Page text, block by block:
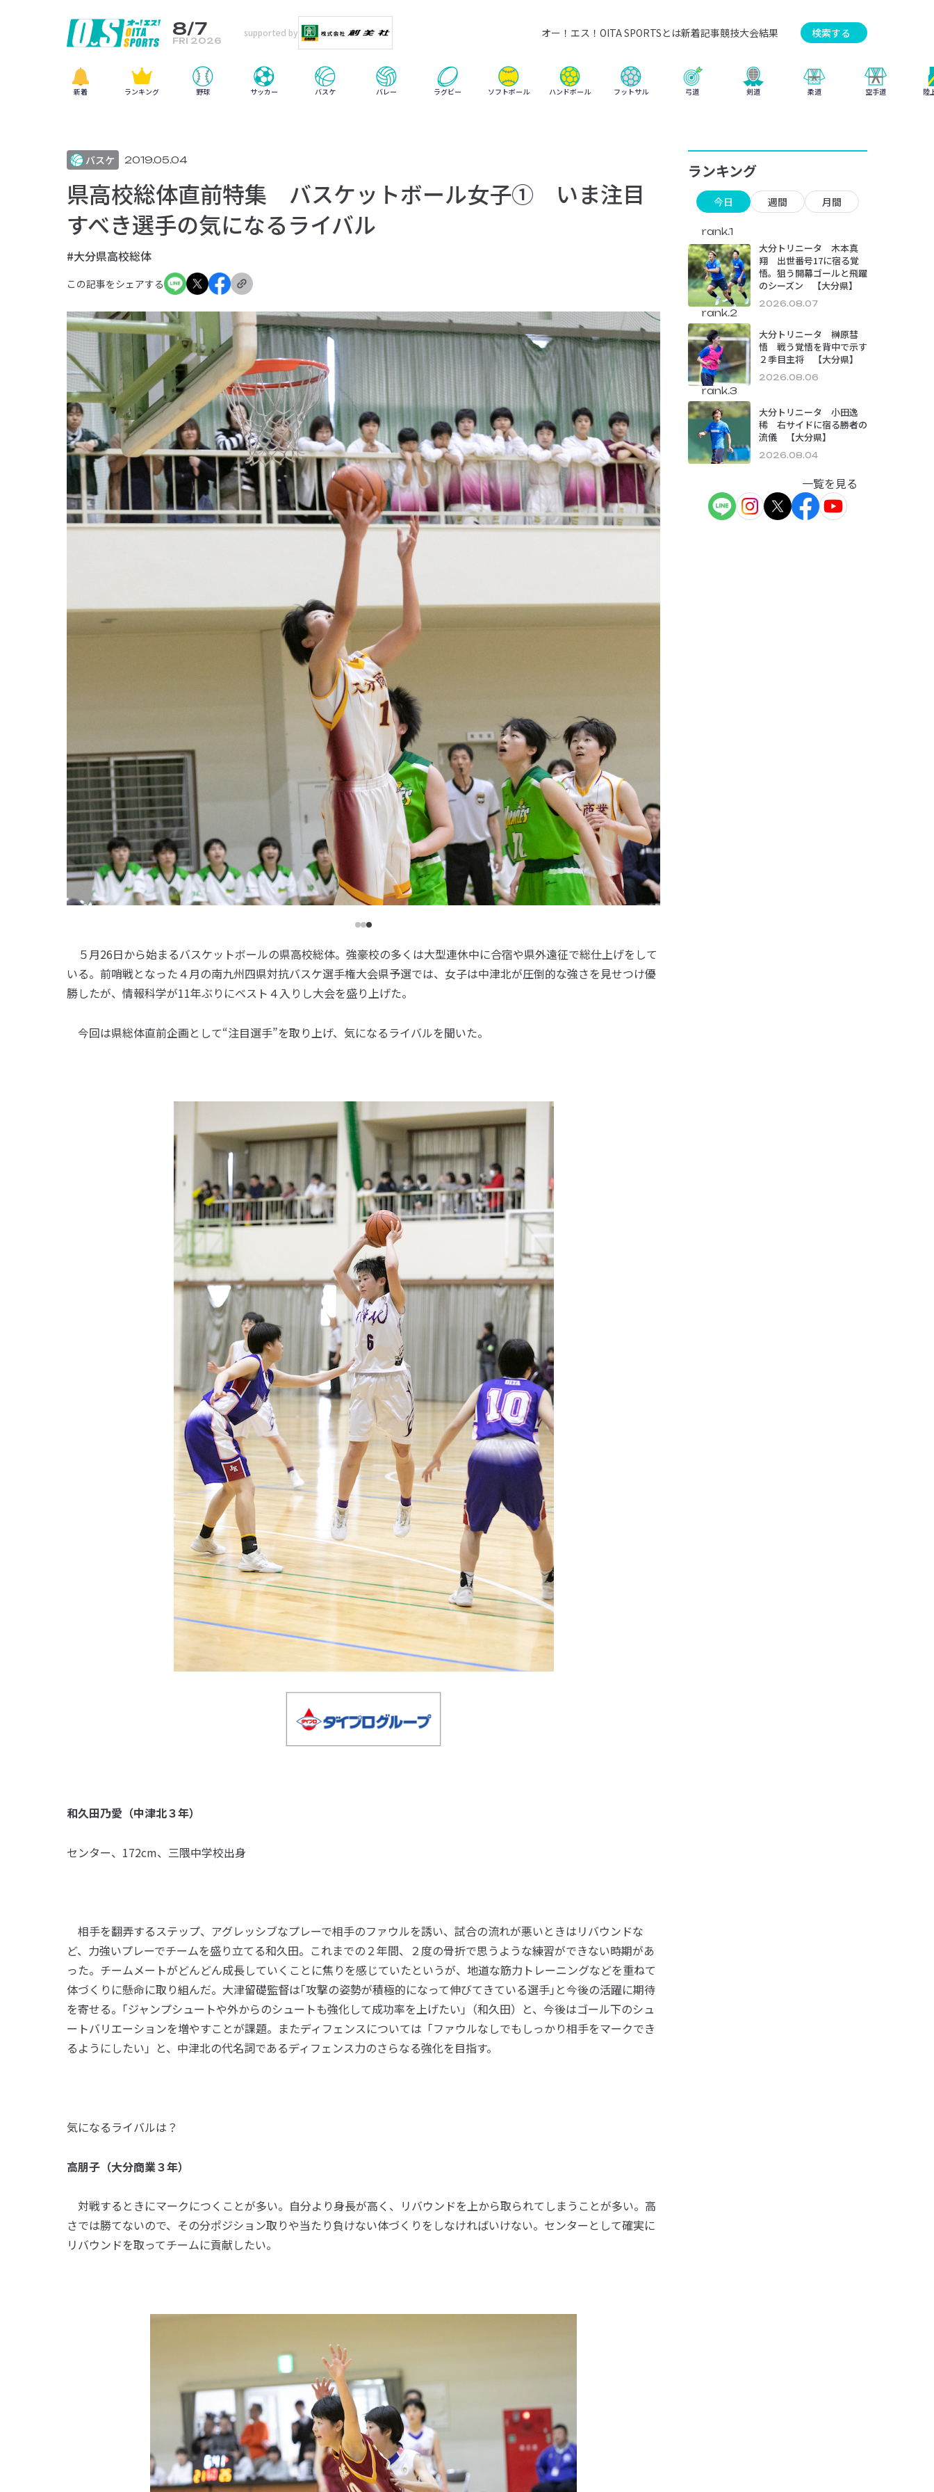
8/7
FRI 2026
supported by オー！エス！OITA SPORTSとは新着記事競技大会結果 検索する
新着 ランキング 野球 サッカー バスケ バレー ラグビー ソフトボール ハンドボール フットサル 弓道 剣道 柔道 空手道 陸
バスケ 2019.05.04
県高校総体直前特集 バスケットボール女子① いま注目
すべき選手の気になるライバル
#大分県高校総体
この記事をシェアする
５月26日から始まるバスケットボールの県高校総体。強豪校の多くは大型連休中に合宿や県外遠征で総仕上げをして
いる。前哨戦となった４月の南九州四県対抗バスケ選手権大会県予選では、女子は中津北が圧倒的な強さを見せつけ優
勝したが、情報科学が11年ぶりにベスト４入りし大会を盛り上げた。
今回は県総体直前企画として“注目選手”を取り上げ、気になるライバルを聞いた。
和久田乃愛（中津北３年）
センター、172cm、三隈中学校出身
相手を翻弄するステップ、アグレッシブなプレーで相手のファウルを誘い、試合の流れが悪いときはリバウンドな
ど、力強いプレーでチームを盛り立てる和久田。これまでの２年間、２度の骨折で思うような練習ができない時期があ
った。チームメートがどんどん成長していくことに焦りを感じていたというが、地道な筋力トレーニングなどを重ねて
体づくりに懸命に取り組んだ。大津留礎監督は｢攻撃の姿勢が積極的になって伸びてきている選手｣と今後の活躍に期待
を寄せる。｢ジャンプシュートや外からのシュートも強化して成功率を上げたい｣（和久田）と、今後はゴール下のシュ
ートバリエーションを増やすことが課題。またディフェンスについては「ファウルなしでもしっかり相手をマークでき
るようにしたい」と、中津北の代名詞であるディフェンス力のさらなる強化を目指す。
気になるライバルは？
高朋子（大分商業３年）
対戦するときにマークにつくことが多い。自分より身長が高く、リバウンドを上から取られてしまうことが多い。高
さでは勝てないので、その分ポジション取りや当たり負けない体づくりをしなければいけない。センターとして確実に
リバウンドを取ってチームに貢献したい。
ランキング
今日 週間 月間
rank.1
大分トリニータ 木本真
翔 出世番号17に宿る覚
悟。狙う開幕ゴールと飛躍
のシーズン 【大分県】
2026.08.07
rank.2
大分トリニータ 榊原彗
悟 戦う覚悟を背中で示す
２季目主将 【大分県】
2026.08.06
rank.3
大分トリニータ 小田逸
稀 右サイドに宿る勝者の
流儀 【大分県】
2026.08.04
一覧を見る